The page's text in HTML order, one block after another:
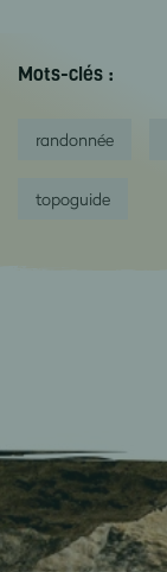
Mots-clés :
randonnée
topoguide